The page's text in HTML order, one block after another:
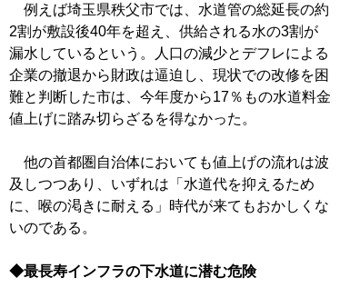
例えば埼玉県秩父市では、水道管の総延長の約
2割が敷設後40年を超え、供給される水の3割が
漏水しているという。人口の減少とデフレによる
企業の撤退から財政は逼迫し、現状での改修を困
難と判断した市は、今年度から17％もの水道料金
値上げに踏み切らざるを得なかった。
他の首都圏自治体においても値上げの流れは波
及しつつあり、いずれは「水道代を抑えるため
に、喉の渇きに耐える」時代が来てもおかしくな
いのである。
◆最長寿インフラの下水道に潜む危険